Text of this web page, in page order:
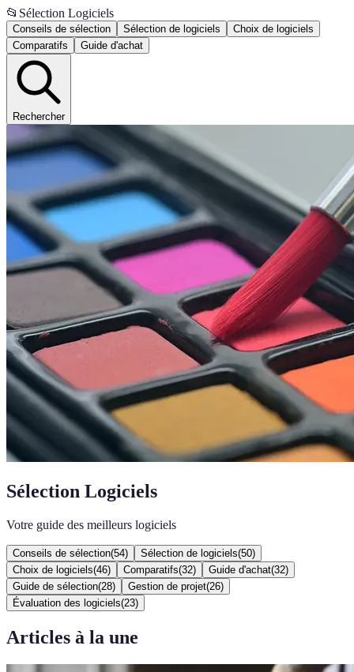
📂 Sélection Logiciels
Conseils de sélection Sélection de logiciels
Choix de logiciels
Comparatifs
Guide d'achat
Rechercher
Sélection Logiciels
Votre guide des meilleurs logiciels
Conseils de sélection(54) Sélection de logiciels(50)
Choix de logiciels(46) Comparatifs(32) Guide d'achat(32)
Guide de sélection(28) Gestion de projet(26)
Évaluation des logiciels(23)
Articles à la une